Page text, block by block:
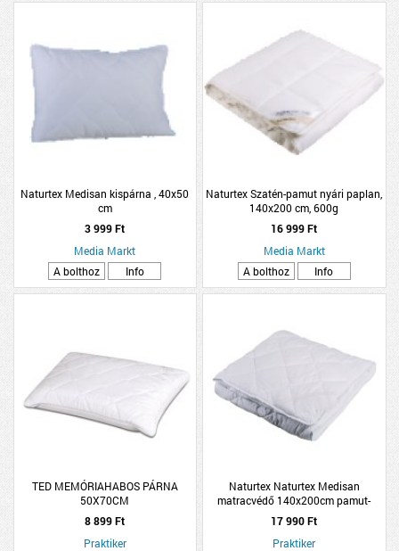
Naturtex Medisan kispárna , 40x50
cm
3 999 Ft
Media Markt
A bolthoz
Info
Naturtex Szatén-pamut nyári paplan,
140x200 cm, 600g
16 999 Ft
Media Markt
A bolthoz
Info
TED MEMÓRIAHABOS PÁRNA
50X70CM
8 899 Ft
Praktiker
Naturtex Naturtex Medisan
matracvédő 140x200cm pamut-
poliészter
17 990 Ft
Praktiker